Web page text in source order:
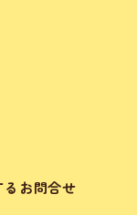
お問合せ